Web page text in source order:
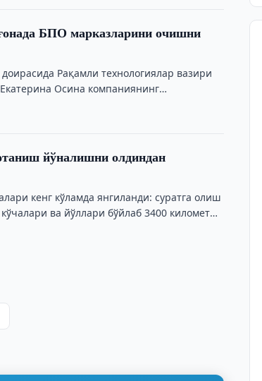
БПО марказларини очишни
Рақамли технологиялар вазири
Осина компаниянинг
йўналишни олдиндан
кенг кўламда янгиланди: суратга олиш
ва йўллари бўйлаб 3400 километр